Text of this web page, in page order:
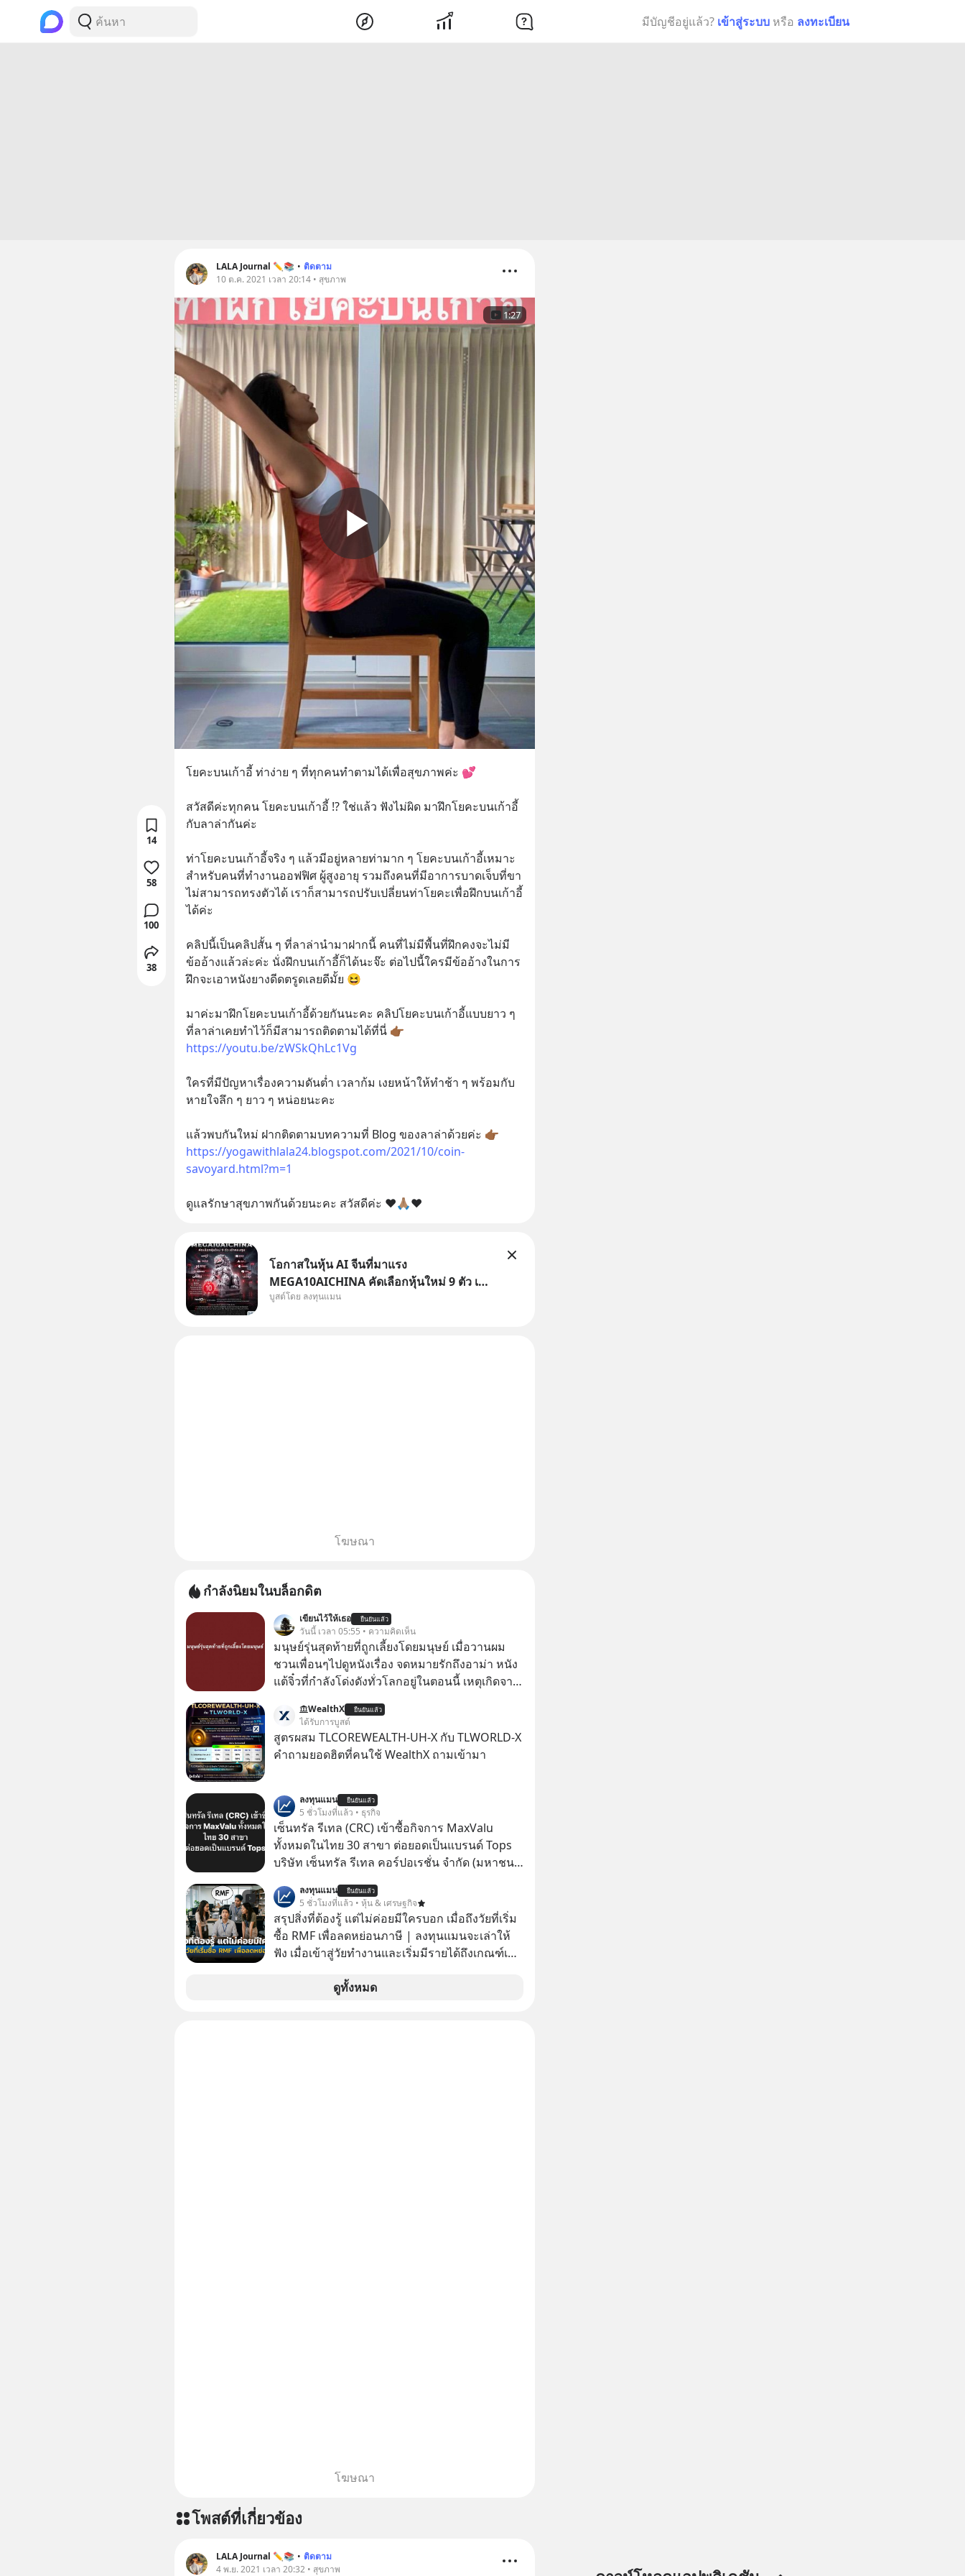
มีบัญชีอยู่แล้ว? เข้าสู่ระบบ หรือ ลงทะเบียน
LALA Journal ✏️📚 • ติดตาม
10 ต.ค. 2021 เวลา 20:14 • สุขภาพ
1:27
โยคะบนเก้าอี้ ท่าง่าย ๆ ที่ทุกคนทำตามได้เพื่อสุขภาพค่ะ 💕
สวัสดีค่ะทุกคน โยคะบนเก้าอี้ ⁉️ ใช่แล้ว ฟังไม่ผิด มาฝึกโยคะบนเก้าอี้
กับลาล่ากันค่ะ
ท่าโยคะบนเก้าอี้จริง ๆ แล้วมีอยู่หลายท่ามาก ๆ โยคะบนเก้าอี้เหมาะ
สำหรับคนที่ทำงานออฟฟิศ ผู้สูงอายุ รวมถึงคนที่มีอาการบาดเจ็บที่ขา
ไม่สามารถทรงตัวได้ เราก็สามารถปรับเปลี่ยนท่าโยคะเพื่อฝึกบนเก้าอี้
ได้ค่ะ
คลิปนี้เป็นคลิปสั้น ๆ ที่ลาล่านำมาฝากนี้ คนที่ไม่มีพื้นที่ฝึกคงจะไม่มี
ข้ออ้างแล้วล่ะค่ะ นั่งฝึกบนเก้าอี้ก็ได้นะจ๊ะ ต่อไปนี้ใครมีข้ออ้างในการ
ฝึกจะเอาหนังยางดีดตรูดเลยดีมั้ย 😆
มาค่ะมาฝึกโยคะบนเก้าอี้ด้วยกันนะคะ คลิปโยคะบนเก้าอี้แบบยาว ๆ
https://youtu.be/zWSkQhLc1Vg
ใครที่มีปัญหาเรื่องความดันต่ำ เวลาก้ม เงยหน้าให้ทำช้า ๆ พร้อมกับ
หายใจลึก ๆ ยาว ๆ หน่อยนะคะ
https://yogawithlala24.blogspot.com/2021/10/coin-
savoyard.html?m=1
ดูแลรักษาสุขภาพกันด้วยนะคะ สวัสดีค่ะ ❤️🙏🏽❤️
14
58
100
38
โอกาสในหุ้น AI จีนที่มาแรง
MEGA10AICHINA คัดเลือกหุ้นใหม่ 9 ตัว เข้า
กองทุน.. ครอบคลุมทั้งซัปพลายเชน AI จีน
บูสต์โดย ลงทุนแมน
โฆษณา
กำลังนิยมในบล็อกดิต
เขียนไว้ให้เธอ ยืนยันแล้ว
วันนี้ เวลา 05:55 • ความคิดเห็น
มนุษย์รุ่นสุดท้ายที่ถูกเลี้ยงโดยมนุษย์ เมื่อวานผม
ชวนเพื่อนๆไปดูหนังเรื่อง จดหมายรักถึงอาม่า หนัง
แต้จิ๋วที่กำลังโด่งดังทั่วโลกอยู่ในตอนนี้ เหตุเกิดจาก
อยากดูมาก ด้วยเพราะว่าอากงก็มาจากเมืองจีน ป๊า
ก็พูดแต้จิ๋วได้ มีเรื่องราวมีความผูกพันที่ได้ยินตั้งแต่
เด็ก
WealthX ยืนยันแล้ว
ได้รับการบูสต์
สูตรผสม TLCOREWEALTH-UH-X กับ TLWORLD-X
คำถามยอดฮิตที่คนใช้ WealthX ถามเข้ามา
ลงทุนแมน ยืนยันแล้ว
5 ชั่วโมงที่แล้ว • ธุรกิจ
เซ็นทรัล รีเทล (CRC) เข้าซื้อกิจการ MaxValu
ทั้งหมดในไทย 30 สาขา ต่อยอดเป็นแบรนด์ Tops
บริษัท เซ็นทรัล รีเทล คอร์ปอเรชั่น จำกัด (มหาชน)
ฟู้ด รีเทล จำกัด (CFR) ซึ่งเป็นบริษัทย่อยที่ CRC ถือ
หุ้นทั้งทางตรงและทางอ้อม 100%
ลงทุนแมน ยืนยันแล้ว
5 ชั่วโมงที่แล้ว • หุ้น & เศรษฐกิจ
สรุปสิ่งที่ต้องรู้ แต่ไม่ค่อยมีใครบอก เมื่อถึงวัยที่เริ่ม
ซื้อ RMF เพื่อลดหย่อนภาษี | ลงทุนแมนจะเล่าให้
ฟัง เมื่อเข้าสู่วัยทำงานและเริ่มมีรายได้ถึงเกณฑ์เสีย
เพราะนอกจากจะช่วยลดหย่อนภาษีได้แล้ว ยังเป็น
ดูทั้งหมด
โฆษณา
โพสต์ที่เกี่ยวข้อง
LALA Journal ✏️📚 • ติดตาม
4 พ.ย. 2021 เวลา 20:32 • สุขภาพ